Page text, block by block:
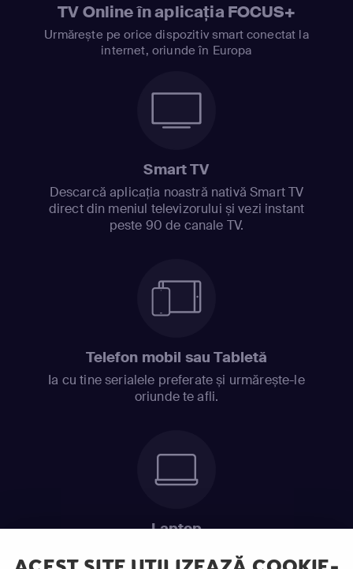
TV Online în aplicația FOCUS+
Urmărește pe orice dispozitiv smart conectat la
internet, oriunde în Europa
Smart TV
Descarcă aplicația noastră nativă Smart TV
direct din meniul televizorului și vezi instant
peste 90 de canale TV.
Telefon mobil sau Tabletă
Ia cu tine serialele preferate și urmărește-le
oriunde te afli.
Laptop